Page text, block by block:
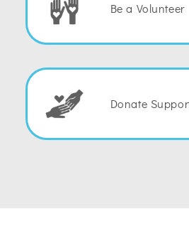
Be a Volunteer
Donate